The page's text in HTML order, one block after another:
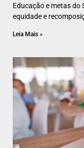
Educação e metas do
equidade e
Leia Mais »